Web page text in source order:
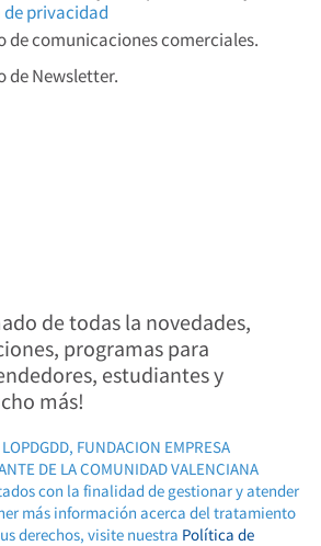
privacidad
de comunicaciones comerciales.
de Newsletter.
de todas la novedades,
programas para
estudiantes y
más!
FUNDACION EMPRESA
DE LA COMUNIDAD VALENCIANA
con la finalidad de gestionar y atender
más información acerca del tratamiento
derechos, visite nuestra Política de